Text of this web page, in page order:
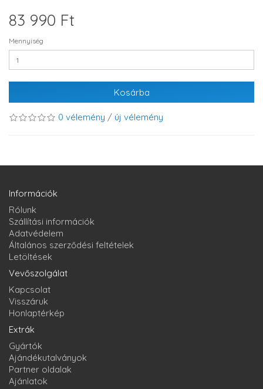
83 990 Ft
Mennyiség
Kosárba
0 vélemény / új vélemény
Információk
Rólunk
Szállítási információk
Adatvédelem
Általános szerződési feltételek
Letöltések
Vevőszolgálat
Kapcsolat
Visszáruk
Honlaptérkép
Extrák
Gyártók
Ajándékutalványok
Partner oldalak
Ajánlatok